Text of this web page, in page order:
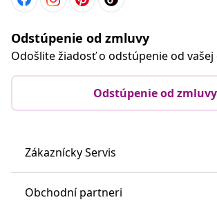
Odstúpenie od zmluvy
Odošlite žiadosť o odstúpenie od vašej
Odstúpenie od zmluvy
Zákaznícky Servis
Obchodní partneri